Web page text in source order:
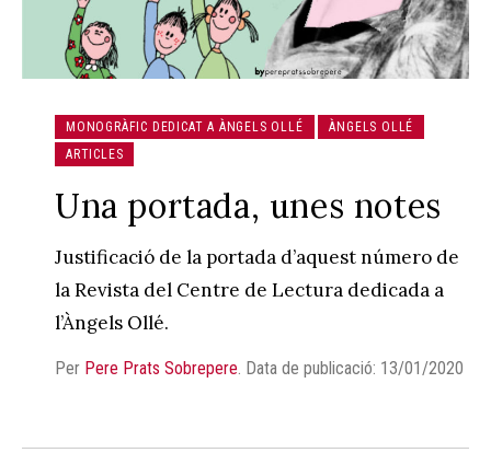
MONOGRÀFIC DEDICAT A ÀNGELS OLLÉ
ÀNGELS OLLÉ
ARTICLES
Una portada, unes notes
Justificació de la portada d’aquest número de
la Revista del Centre de Lectura dedicada a
l’Àngels Ollé.
Per Pere Prats Sobrepere. Data de publicació: 13/01/2020